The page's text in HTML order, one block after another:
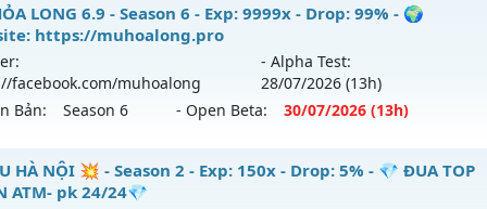
Mu Nguyên bản Webzen
XShield
LONG 15 - 🌍 Website: https://muhoalong.pro
ra tháng 07 2026 - Mở máy chủhttps://facebook.com/
07/2626
- Drop: 99%
Mu Nguyên bản Webzen
LONG 6.9 - Season 6 - Exp: 9999x - Drop: 99% - 🌍
https://muhoalong.pro
facebook.com/muhoalong
- Alpha Test:
28/07/2026 (13h)
Bản:
Season 6 - Open Beta: 30/07/2026 (13h)
LONG 6.9 - 🌍 Website: https://muhoalong.pro
HÀ NỘI 💥 - Season 2 - Exp: 150x - Drop: 5% - 💎 ĐUA TOP
ATM- pk 24/24💎